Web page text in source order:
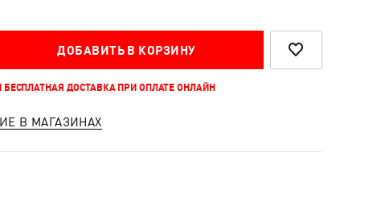
ДОБАВИТЬ В КОРЗИНУ
БЕСПЛАТНАЯ ДОСТАВКА ПРИ ОПЛАТЕ ОНЛАЙН
В МАГАЗИНАХ